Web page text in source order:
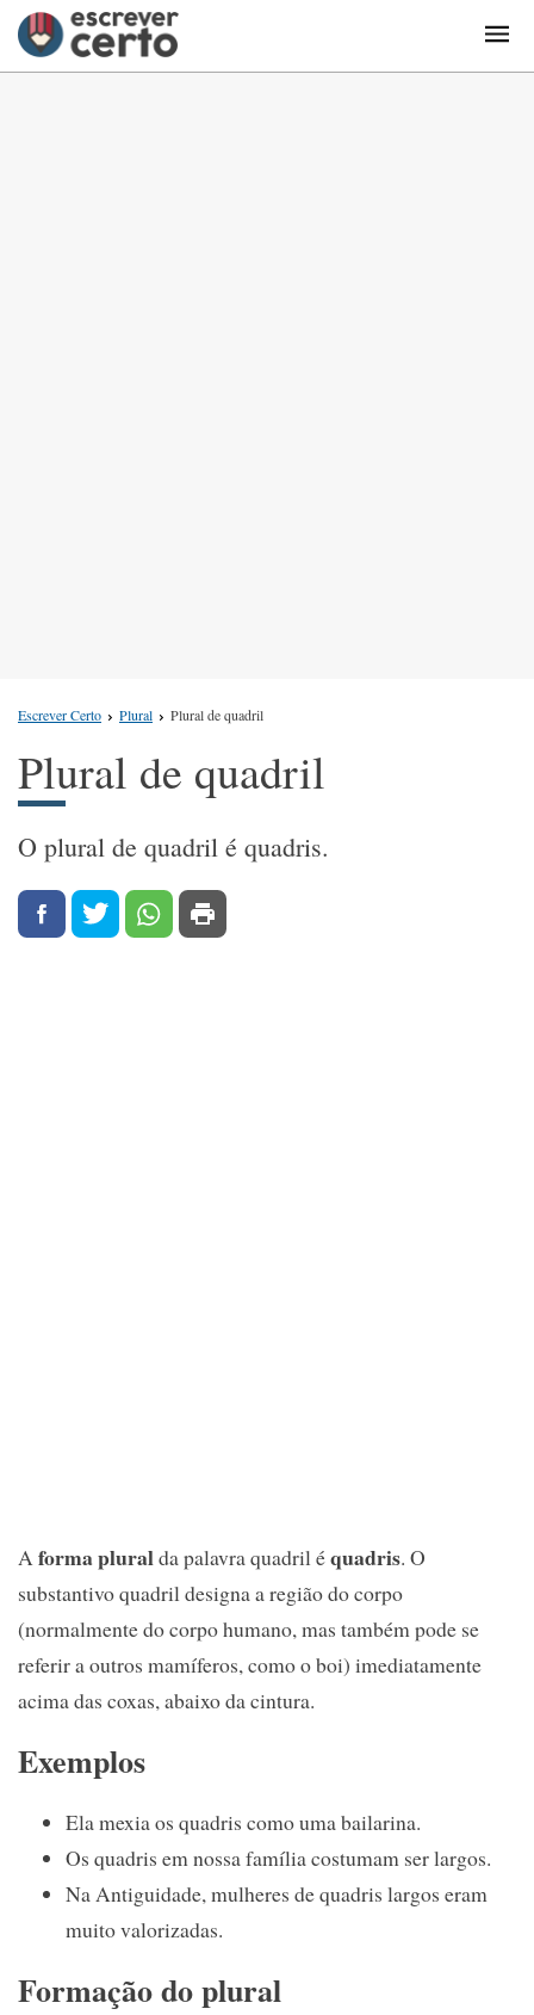
Escrever Certo Plural Plural de quadril
Plural de quadril
O plural de quadril é quadris.
Aforma pluralda palavra quadril équadris. O
substantivo quadril designa a região do corpo
(normalmente do corpo humano, mas também pode se
referir a outros mamíferos, como o boi) imediatamente
acima das coxas, abaixo da cintura.
Exemplos
Ela mexia os quadris como uma bailarina.
Os quadris em nossa família costumam ser largos.
Na Antiguidade, mulheres de quadris largos eram
muito valorizadas.
Formação do plural